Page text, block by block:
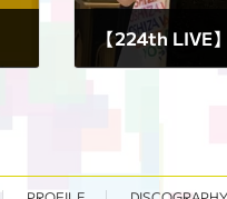
【224th LIVE